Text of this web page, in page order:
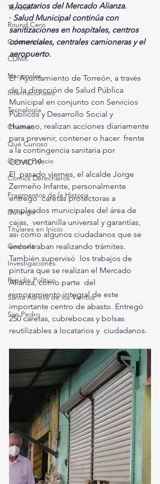
Torreón
Round Cero
Columnistas
CDMX
Nacionales
Internacionales
Tecnología
Chismes
Qué Curioso
Gómez Palacio
Comics Derechairos
Fragmentos de la Historia
Durango
Titulares en Inicio
Coahuila
Investigaciones
Rapidín Político
Santa Aurelia de los Vientos
San Pedro
a locatarios del Mercado Alianza.
· Salud Municipal continúa con
sanitizaciones en hospitales, centros
comerciales, centrales camioneras y el
aeropuerto.
El  Ayuntamiento de Torreón, a través
de la dirección de Salud Pública
Municipal en conjunto con Servicios
Públicos y Desarrollo Social y
Humano, realizan acciones diariamente
para prevenir, contener o hacer  frente
a la contingencia sanitaria por
COVID19.
El  pasado viernes, el alcalde Jorge
Zermeño Infante, personalmente
entregó  caretas protectoras a
empleados municipales del área de
cajas,  ventanilla universal y garantías,
así como algunos ciudadanos que se
encontraban realizando trámites.
También supervisó  los trabajos de
pintura que se realizan el Mercado
Alianza, como parte  del
remozamiento integral de este
importante centro de abasto. Entregó
250 caretas, cubrebocas y bolsas
reutilizables a locatarios y  ciudadanos.